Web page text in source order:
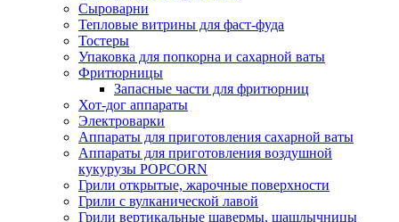
Сыроварни
Тепловые витрины для фаст-фуда
Тостеры
Упаковка для попкорна и сахарной ваты
Фритюрницы
Запасные части для фритюрниц
Хот-дог аппараты
Электроварки
Аппараты для приготовления сахарной ваты
Аппараты для приготовления воздушной
кукурузы POPCORN
Грили открытые, жарочные поверхности
Грили с вулканической лавой
Грили вертикальные шавермы, шашлычницы